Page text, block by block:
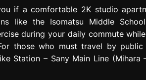
if a comfortable 2K studio
like the Isomatsu Middle
during your daily commute
those who must travel by public
Station – Sany Main Line (Mihara